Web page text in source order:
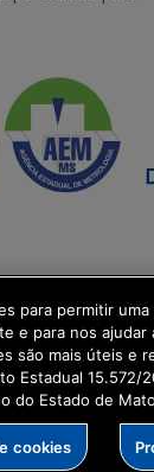
Digital
para permitir
e para nos ajudar
são mais úteis e
Estadual 15.572/
do Estado de
cookies